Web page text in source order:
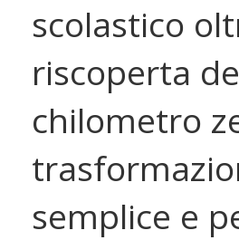
scolastico
riscoperta
chilometro
semplice e